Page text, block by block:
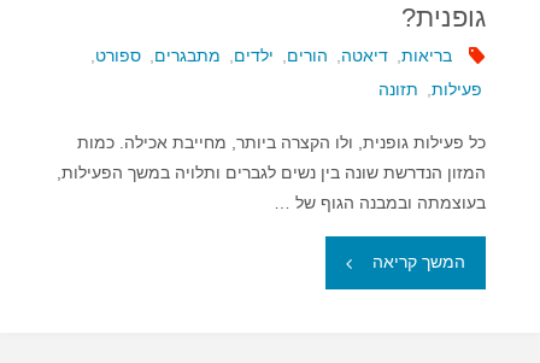
גופנית?
בריאות דיאטה הורים ילדים מתבגרים ספורט
פעילות, תזונה
כל פעילות גופנית, ולו הקצרה ביותר, מחייבת אכילה. כמות
המזון הנדרשת שונה בין נשים לגברים ותלויה במשך הפעילות,
בעוצמתה ובמבנה הגוף של …
המשך קריאה "מה